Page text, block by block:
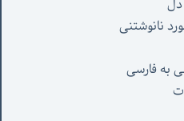
نانوشتنی
به فارسی